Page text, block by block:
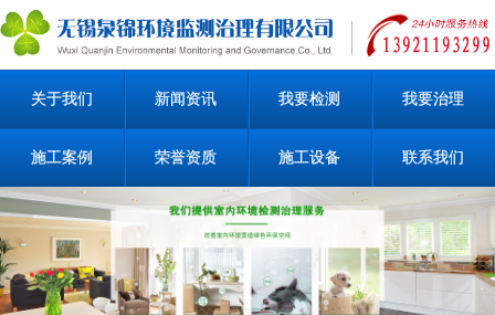
关于我们 新闻资讯 我要检测 我要治理
施工案例 荣誉资质 施工设备 联系我们